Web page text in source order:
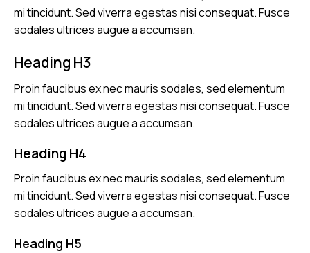
mi tincidunt. Sed viverra egestas nisi consequat. Fusce
sodales ultrices augue a accumsan.
Heading H3
Proin faucibus ex nec mauris sodales, sed elementum
mi tincidunt. Sed viverra egestas nisi consequat. Fusce
sodales ultrices augue a accumsan.
Heading H4
Proin faucibus ex nec mauris sodales, sed elementum
mi tincidunt. Sed viverra egestas nisi consequat. Fusce
sodales ultrices augue a accumsan.
Heading H5